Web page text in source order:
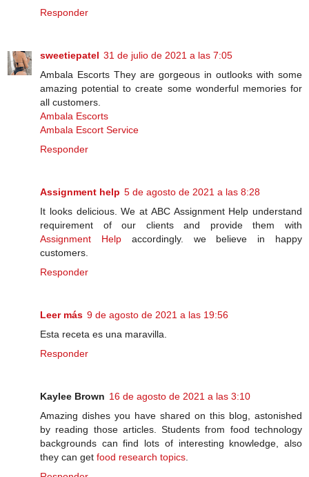
Responder
sweetiepatel 31 de julio de 2021 a las 7:05
Ambala Escorts They are gorgeous in outlooks with some
amazing potential to create some wonderful memories for
all customers.
Ambala Escorts
Ambala Escort Service
Responder
Assignment help 5 de agosto de 2021 a las 8:28
It looks delicious. We at ABC Assignment Help understand
requirement of our clients and provide them with
Assignment Helpaccordingly. we believe in happy
customers.
Responder
Leer más 9 de agosto de 2021 a las 19:56
Esta receta es una maravilla.
Responder
Kaylee Brown 16 de agosto de 2021 a las 3:10
Amazing dishes you have shared on this blog, astonished
by reading those articles. Students from food technology
backgrounds can find lots of interesting knowledge, also
they can get food research topics.